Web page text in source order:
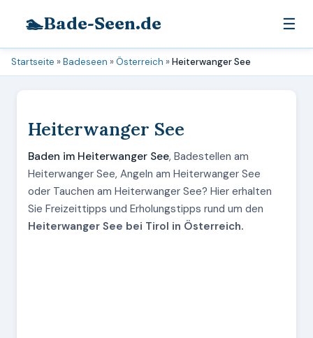
🏊Bade-Seen.de ☰
Startseite »Badeseen »Österreich »Heiterwanger See
Heiterwanger See
Baden im Heiterwanger See, Badestellen am
Heiterwanger See, Angeln am Heiterwanger See
oder Tauchen am Heiterwanger See? Hier erhalten
Sie Freizeittipps und Erholungstipps rund um den
Heiterwanger See bei Tirol in Österreich.